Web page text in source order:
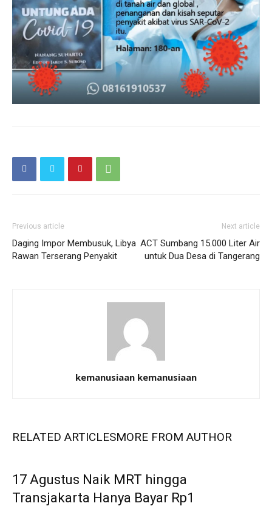
Previous article
Daging Impor Membusuk, Libya
Rawan Terserang Penyakit
Next article
ACT Sumbang 15.000 Liter Air
untuk Dua Desa di Tangerang
kemanusiaan kemanusiaan
RELATED ARTICLESMORE FROM AUTHOR
17 Agustus Naik MRT hingga
Transjakarta Hanya Bayar Rp1